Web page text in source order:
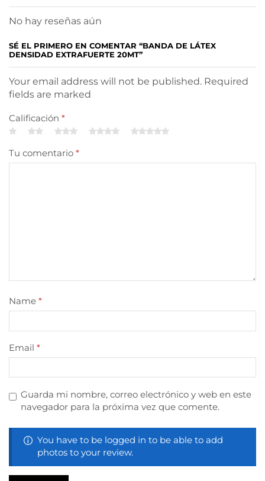
No hay reseñas aún
SÉ EL PRIMERO EN COMENTAR “BANDA DE LÁTEX
DENSIDAD EXTRAFUERTE 20MT”
Your email address will not be published. Required
fields are marked
Calificación *
Tu comentario *
Name *
Email *
Guarda mi nombre, correo electrónico y web en este
navegador para la próxima vez que comente.
You have to be logged in to be able to add
photos to your review.